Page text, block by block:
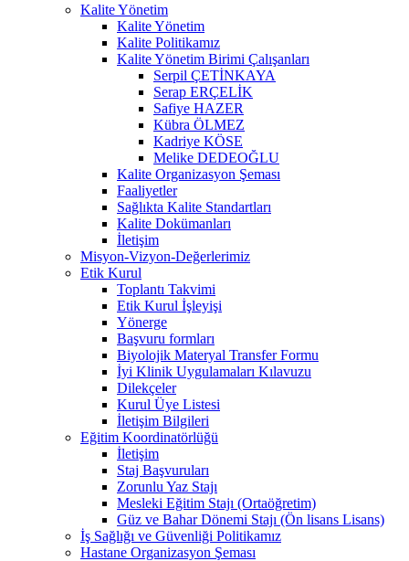
Kalite Yönetim
Kalite Yönetim
Kalite Politikamız
Kalite Yönetim Birimi Çalışanları
Serpil ÇETİNKAYA
Serap ERÇELİK
Safiye HAZER
Kübra ÖLMEZ
Kadriye KÖSE
Melike DEDEOĞLU
Kalite Organizasyon Şeması
Faaliyetler
Sağlıkta Kalite Standartları
Kalite Dokümanları
İletişim
Misyon-Vizyon-Değerlerimiz
Etik Kurul
Toplantı Takvimi
Etik Kurul İşleyişi
Yönerge
Başvuru formları
Biyolojik Materyal Transfer Formu
İyi Klinik Uygulamaları Kılavuzu
Dilekçeler
Kurul Üye Listesi
İletişim Bilgileri
Eğitim Koordinatörlüğü
İletişim
Staj Başvuruları
Zorunlu Yaz Stajı
Mesleki Eğitim Stajı (Ortaöğretim)
Güz ve Bahar Dönemi Stajı (Ön lisans Lisans)
İş Sağlığı ve Güvenliği Politikamız
Hastane Organizasyon Şeması